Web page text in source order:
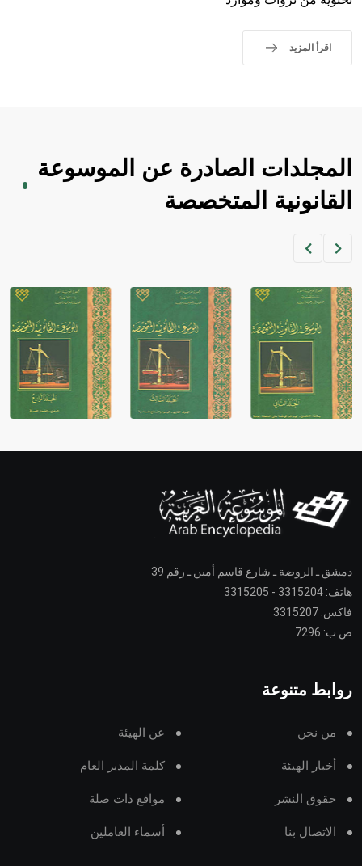
اقرأ المزيد
المجلدات الصادرة عن الموسوعة
القانونية المتخصصة
دمشق ـ الروضة ـ شارع قاسم أمين ـ رقم 39
هاتف: 3315204 - 3315205
فاكس: 3315207
ص.ب: 7296
روابط متنوعة
من نحن عن الهيئة
أخبار الهيئة كلمة المدير العام
حقوق النشر مواقع ذات صلة
الاتصال بنا أسماء العاملين